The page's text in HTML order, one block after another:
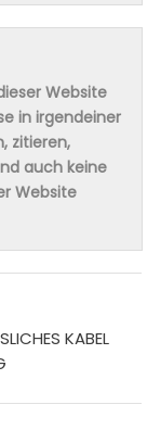
Website
in irgendeiner
zitieren,
auch keine
Website
KABEL